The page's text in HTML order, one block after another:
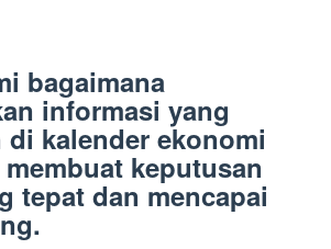
bagaimana
informasi yang
kalender ekonomi
keputusan
tepat dan mencapai